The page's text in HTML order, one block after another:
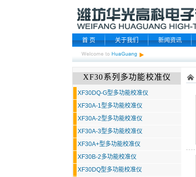
首 页 关于我们 新闻资讯
XF30系列多功能校准仪
XF30DQ-G型多功能校准仪
XF30A-1型多功能校准仪
XF30A-2型多功能校准仪
XF30A-3型多功能校准仪
XF30A+型多功能校准仪
XF30B-2多功能校准仪
XF30DQ型多功能校准仪